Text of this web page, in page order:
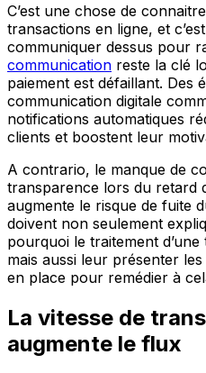
C’est une chose de
transactions en ligne, et
communiquer dessus pour
communication reste la clé
paiement est défaillant. Des
communication digitale
notifications automatiques
clients et boostent leur
A contrario, le manque de
transparence lors du retard
augmente le risque de fuite
doivent non seulement
pourquoi le traitement
mais aussi leur présenter
en place pour remédier à
La vitesse de
augmente le flux